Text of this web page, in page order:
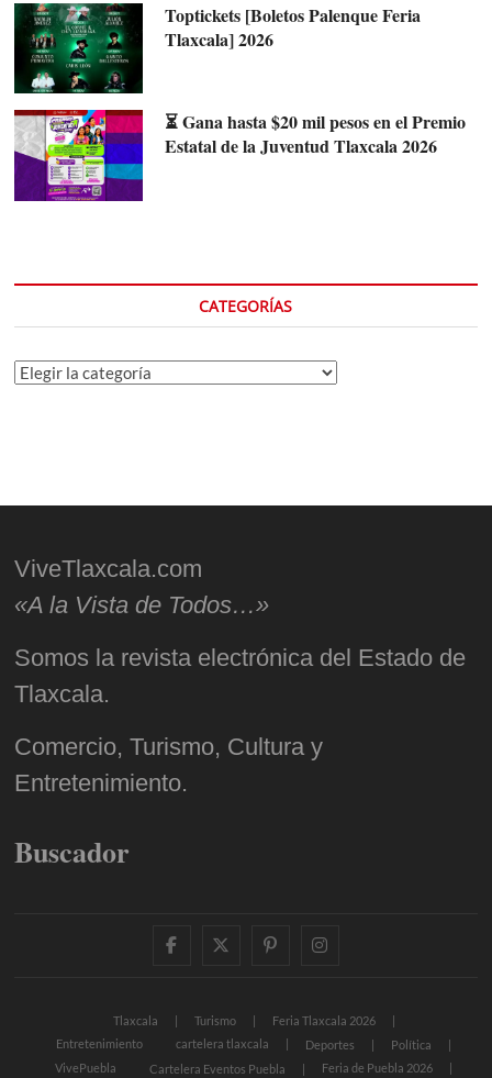
Toptickets [Boletos Palenque Feria
Tlaxcala] 2026
⏳ Gana hasta $20 mil pesos en el Premio
Estatal de la Juventud Tlaxcala 2026
CATEGORÍAS
Categorías
ViveTlaxcala.com
«A la Vista de Todos…»
Somos la revista electrónica del Estado de
Tlaxcala.
Comercio, Turismo, Cultura y
Entretenimiento.
Buscador
facebooktwitter
pinterestinstagram
Tlaxcala Turismo
Feria Tlaxcala 2026
Entretenimiento
cartelera tlaxcala Deportes
Política
VivePuebla
Cartelera Eventos Puebla Feria de Puebla 2026